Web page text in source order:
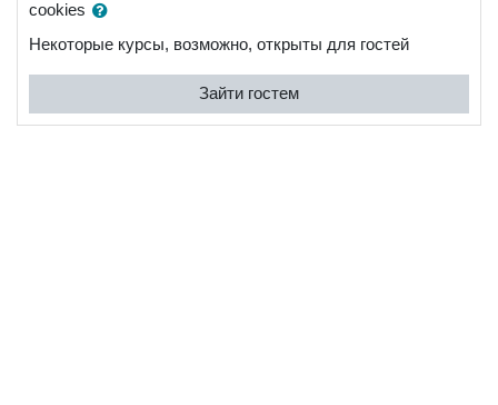
cookies
Некоторые курсы, возможно, открыты для гостей
Зайти гостем